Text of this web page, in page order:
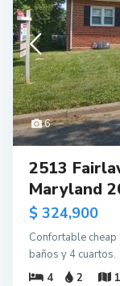
6
2513
Maryland
$ 324,900
Confortable
baños y 4 cuartos.
4
2